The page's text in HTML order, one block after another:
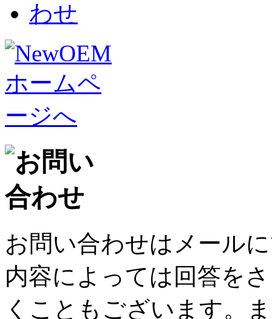
お問い合わせはメール
内容によっては回答を
くこともございます。